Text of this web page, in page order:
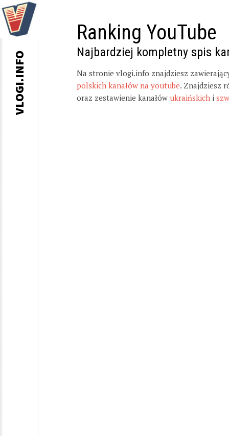
Ranking YouTube
Najbardziej kompletny spis
Na stronie vlogi.info znajdziesz
polskich kanałów na youtube. Znajdziesz
oraz zestawienie kanałów ukraińskich i
VLOGI.INFO